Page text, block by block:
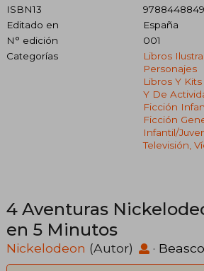
ISBN13
Editado en
España
N° edición
001
Categorías
Libros
Personajes
Libros Y
Y De
Ficción
Ficción
Infantil/
Televisión,
4 Aventuras
en 5 Minutos
Nickelodeon (Autor) ·